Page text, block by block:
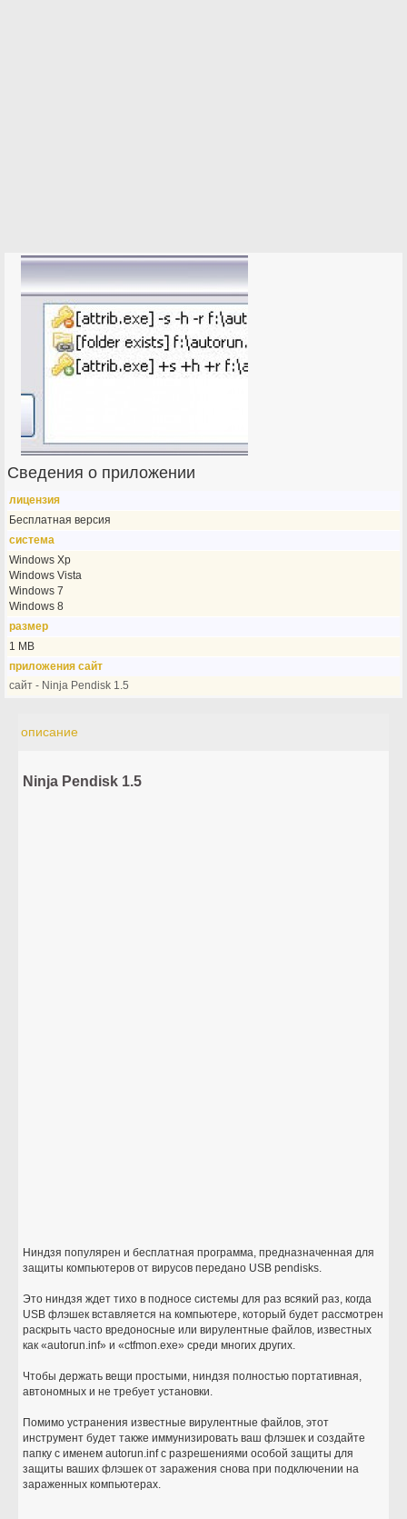
Сведения о приложении
лицензия
Бесплатная версия
система
Windows Xp
Windows Vista
Windows 7
Windows 8
размер
1 MB
приложения сайт
сайт - Ninja Pendisk 1.5
описание
Ninja Pendisk 1.5
Ниндзя популярен и бесплатная программа, предназначенная для
защиты компьютеров от вирусов передано USB pendisks.
Это ниндзя ждет тихо в подносе системы для раз всякий раз, когда
USB флэшек вставляется на компьютере, который будет рассмотрен
раскрыть часто вредоносные или вирулентные файлов, известных
как «autorun.inf» и «ctfmon.exe» среди многих других.
Чтобы держать вещи простыми, ниндзя полностью портативная,
автономных и не требует установки.
Помимо устранения известные вирулентные файлов, этот
инструмент будет также иммунизировать ваш флэшек и создайте
папку с именем autorun.inf с разрешениями особой защиты для
защиты ваших флэшек от заражения снова при подключении на
зараженных компьютерах.